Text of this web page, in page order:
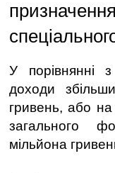
У порівнянні
доходи
гривень, або
загального
мільйона